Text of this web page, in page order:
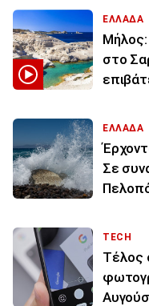
ΕΛΛΑΔΑ
στο
ΕΛΛΑΔΑ
Σε
TECH
Τέλος